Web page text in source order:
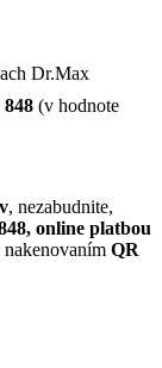
Dr.Max
848 (v hodnote
, nezabudnite,
online platbou
nakenovaním QR